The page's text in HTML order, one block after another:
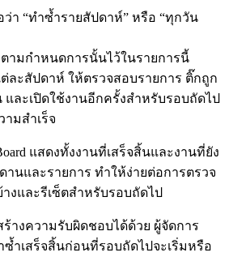
ว่า “ทำซ้ำรายสัปดาห์” หรือ “ทุกวัน
ามกำหนดการนั้นไว้ในรายการนี้
ละสัปดาห์ ให้ตรวจสอบรายการ ติ๊กถูก
และเปิดใช้งานอีกครั้งสำหรับรอบถัดไป
มสำเร็จ
แสดงทั้งงานที่เสร็จสิ้นและงานที่ยัง
นและรายการ ทำให้ง่ายต่อการตรวจ
งและรีเซ็ตสำหรับรอบถัดไป
างความรับผิดชอบได้ด้วย ผู้จัดการ
ำเสร็จสิ้นก่อนที่รอบถัดไปจะเริ่มหรือ